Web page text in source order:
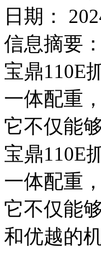
日期：
信息摘要：
宝鼎110E
一体配重
它不仅能
宝鼎110E
一体配重
它不仅能
和优越的